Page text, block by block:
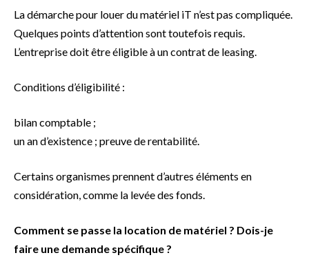
La démarche pour louer du matériel iT n’est pas compliquée.
Quelques points d’attention sont toutefois requis.
L’entreprise doit être éligible à un contrat de leasing.
Conditions d’éligibilité :
bilan comptable ;
un an d’existence ; preuve de rentabilité.
Certains organismes prennent d’autres éléments en
considération, comme la levée des fonds.
Comment se passe la location de matériel ? Dois-je
faire une demande spécifique ?